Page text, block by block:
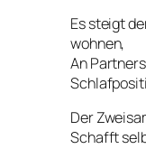
Es steigt
wohnen,
An
Der
Schafft